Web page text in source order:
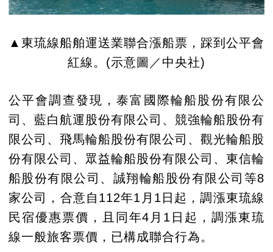
▲東琉線船舶運送業聯合漲船票，踩到公平會
紅線。(示意圖／中央社)
公平會調查發現，泰富國際輪船股份有限公
司、藍白航運股份有限公司、競強輪船股份有
限公司、飛馬輪船股份有限公司、觀光輪船股
份有限公司、眾益輪船股份有限公司、東信輪
船股份有限公司、誠翔輪船股份有限公司等8
家公司，合意自112年1月1日起，調漲東琉線
民宿優惠票價，且同年4月1日起，調漲東琉
線一般旅客票價，已構成聯合行為。